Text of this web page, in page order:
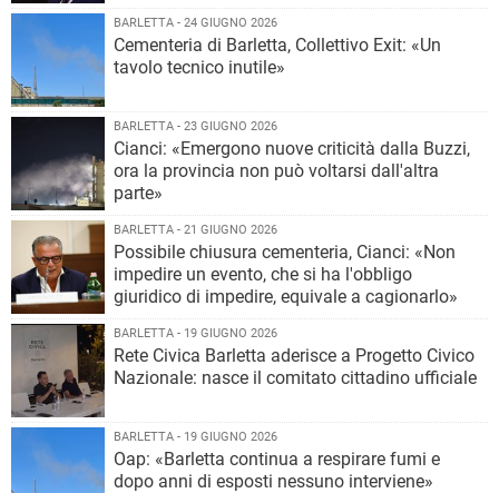
BARLETTA - 24 GIUGNO 2026
Cementeria di Barletta, Collettivo Exit: «Un
tavolo tecnico inutile»
BARLETTA - 23 GIUGNO 2026
Cianci: «Emergono nuove criticità dalla Buzzi,
ora la provincia non può voltarsi dall'altra
parte»
BARLETTA - 21 GIUGNO 2026
Possibile chiusura cementeria, Cianci: «Non
impedire un evento, che si ha l'obbligo
giuridico di impedire, equivale a cagionarlo»
BARLETTA - 19 GIUGNO 2026
Rete Civica Barletta aderisce a Progetto Civico
Nazionale: nasce il comitato cittadino ufficiale
BARLETTA - 19 GIUGNO 2026
Oap: «Barletta continua a respirare fumi e
dopo anni di esposti nessuno interviene»